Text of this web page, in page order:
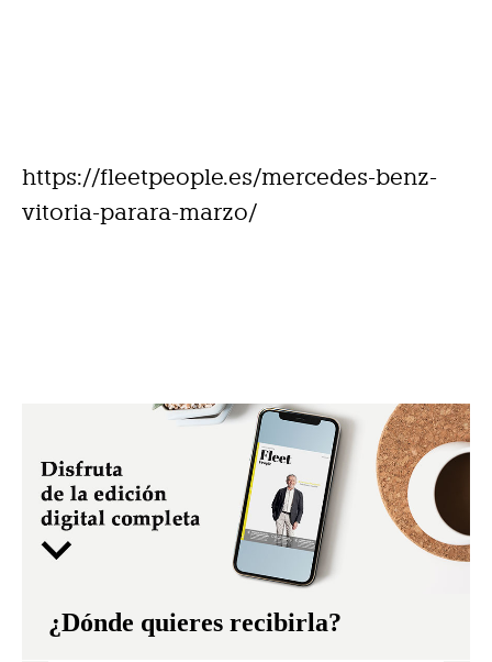
https://fleetpeople.es/mercedes-benz-
vitoria-parara-marzo/
¿Dónde quieres recibirla?